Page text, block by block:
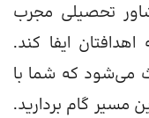
تحصیلی مجرب
ایفا کند.
می‌شود که شما با
مسیر گام بردارید.